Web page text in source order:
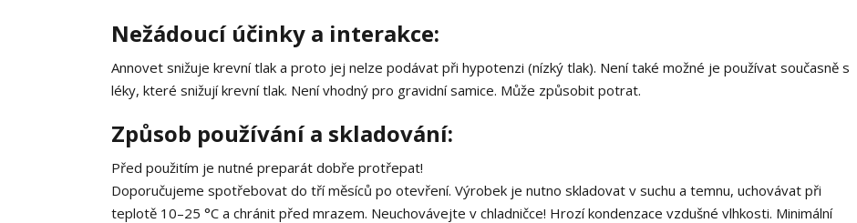
Nežádoucí účinky a interakce:
Annovet snižuje krevní tlak a proto jej nelze podávat při hypotenzi (nízký tlak). Není také možné je používat současně s
léky, které snižují krevní tlak. Není vhodný pro gravidní samice. Může způsobit potrat.
Způsob používání a skladování:
Před použitím je nutné preparát dobře protřepat!
Doporučujeme spotřebovat do tří měsíců po otevření. Výrobek je nutno skladovat v suchu a temnu, uchovávat při
teplotě 10–25 °C a chránit před mrazem. Neuchovávejte v chladničce! Hrozí kondenzace vzdušné vlhkosti. Minimální